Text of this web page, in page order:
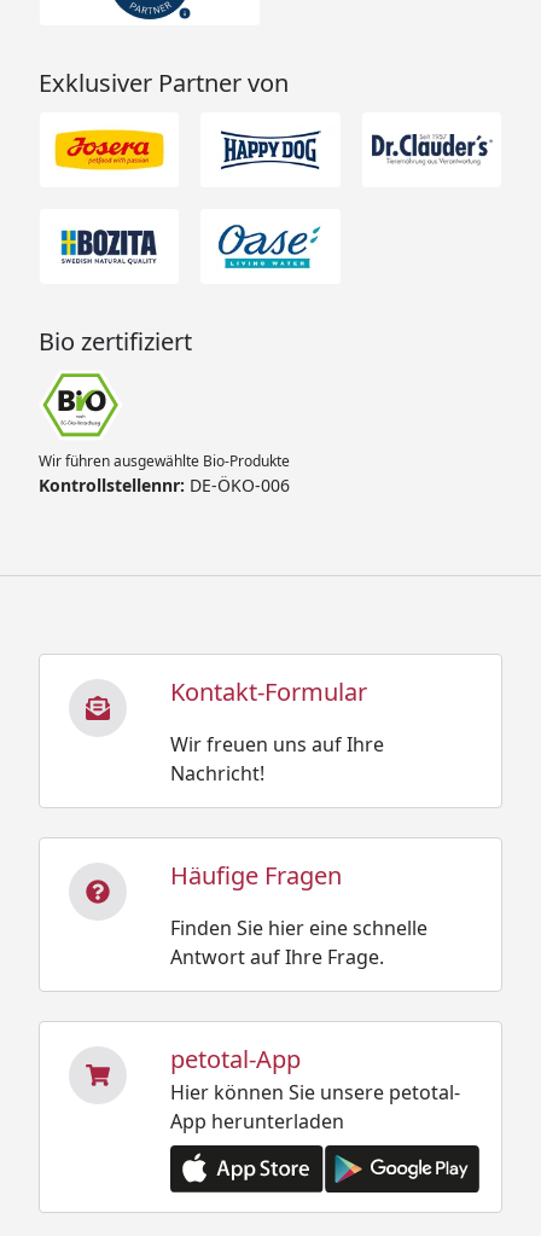
Exklusiver Partner von
Bio zertifiziert
Wir führen ausgewählte Bio-Produkte
Kontrollstellennr: DE-ÖKO-006
Kontakt-Formular
Wir freuen uns auf Ihre
Nachricht!
Häufige Fragen
Finden Sie hier eine schnelle
Antwort auf Ihre Frage.
petotal-App
Hier können Sie unsere petotal-
App herunterladen